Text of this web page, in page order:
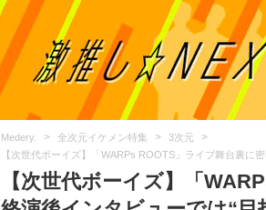
Medery. > 全次元イケメン特集 > 3次元 >
【次世代ボーイズ】「WARPs ROOTS」ライブ舞台裏に
【次世代ボーイズ】「